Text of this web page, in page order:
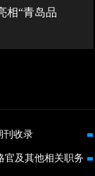
相“青岛品
刊收录
官及其他相关职务